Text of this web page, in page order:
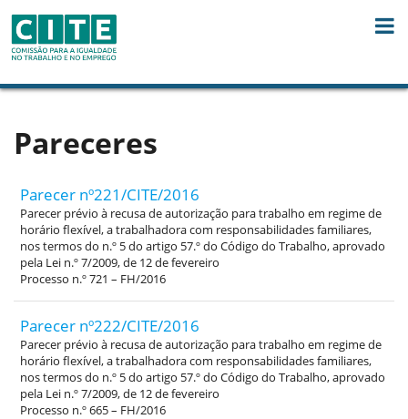
Pareceres
Parecer nº221/CITE/2016
Parecer prévio à recusa de autorização para trabalho em regime de
horário flexível, a trabalhadora com responsabilidades familiares,
nos termos do n.º 5 do artigo 57.º do Código do Trabalho, aprovado
pela Lei n.º 7/2009, de 12 de fevereiro
Processo n.º 721 – FH/2016
Parecer nº222/CITE/2016
Parecer prévio à recusa de autorização para trabalho em regime de
horário flexível, a trabalhadora com responsabilidades familiares,
nos termos do n.º 5 do artigo 57.º do Código do Trabalho, aprovado
pela Lei n.º 7/2009, de 12 de fevereiro
Processo n.º 665 – FH/2016